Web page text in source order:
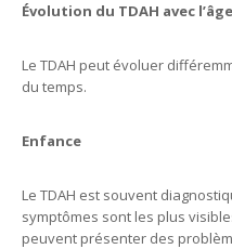
Évolution du TDAH avec l’âge
Le TDAH peut évoluer
du temps.
Enfance
Le TDAH est souvent
symptômes sont les plus
peuvent présenter des